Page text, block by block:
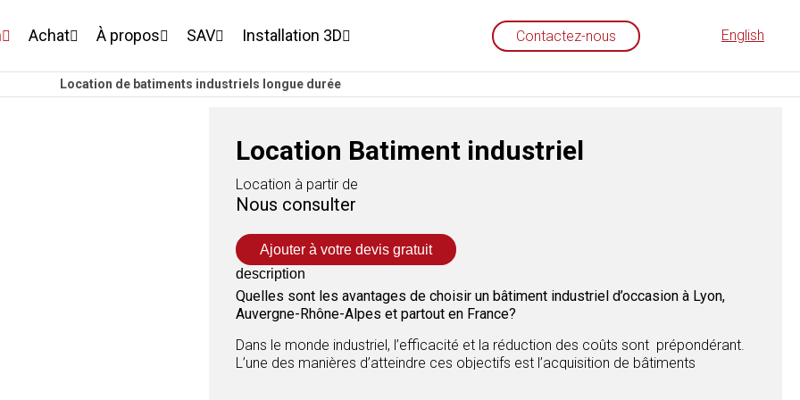
Achat À propos SAV Installation 3D Contactez-nous English
Location de batiments industriels longue durée
Location Batiment industriel
Location à partir de
Nous consulter
Ajouter à votre devis gratuit
description
Quelles sont les avantages de choisir un bâtiment industriel d’occasion à Lyon,
Auvergne-Rhône-Alpes et partout en France?
Dans le monde industriel, l’efficacité et la réduction des coûts sont prépondérant.
L’une des manières d’atteindre ces objectifs est l’acquisition de bâtiments